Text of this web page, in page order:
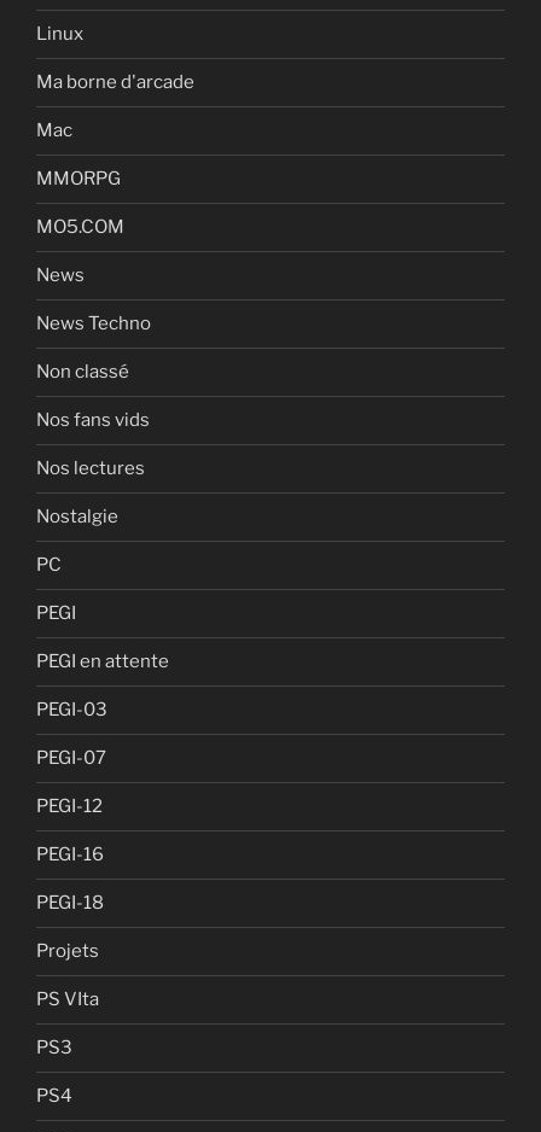
Linux
Ma borne d'arcade
Mac
MMORPG
MO5.COM
News
News Techno
Non classé
Nos fans vids
Nos lectures
Nostalgie
PC
PEGI
PEGI en attente
PEGI-03
PEGI-07
PEGI-12
PEGI-16
PEGI-18
Projets
PS VIta
PS3
PS4